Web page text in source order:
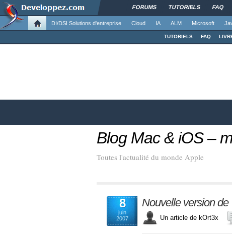
FORUMS TUTORIELS FAQ
DI/DSI Solutions d'entreprise Cloud IA ALM Microsoft
TUTORIELS FAQ
Blog Mac & iOS –
Toutes l'actualité du monde Apple
8
juin
2007
Nouvelle version
Un article de kOrt3x